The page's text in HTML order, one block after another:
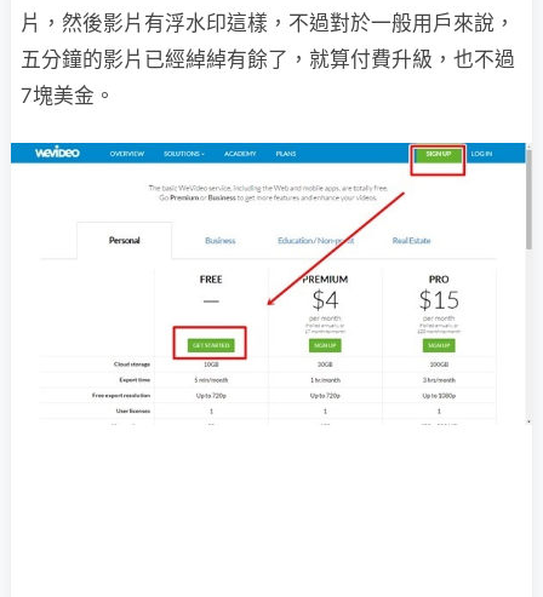
片，然後影片有浮水印這樣，不過對於一般用戶來說，
五分鐘的影片已經綽綽有餘了，就算付費升級，也不過
7塊美金。